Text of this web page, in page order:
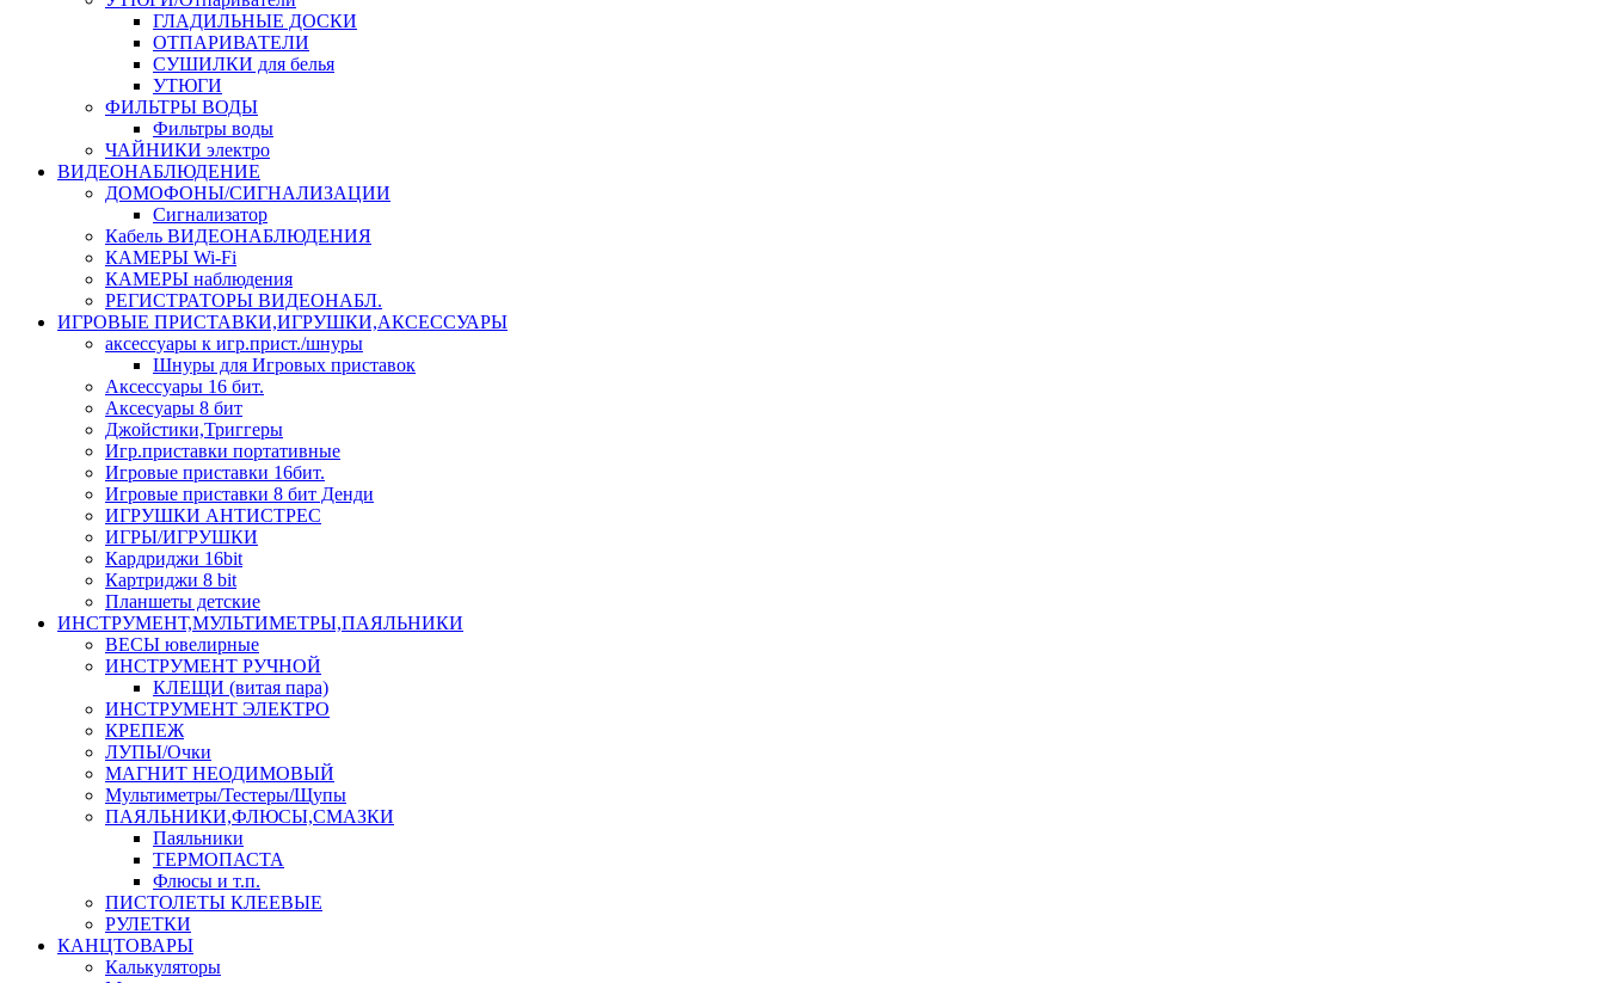
ГЛАДИЛЬНЫЕ ДОСКИ
ОТПАРИВАТЕЛИ
СУШИЛКИ для белья
УТЮГИ
ФИЛЬТРЫ ВОДЫ
Фильтры воды
ЧАЙНИКИ электро
ВИДЕОНАБЛЮДЕНИЕ
ДОМОФОНЫ/СИГНАЛИЗАЦИИ
Сигнализатор
Кабель ВИДЕОНАБЛЮДЕНИЯ
КАМЕРЫ Wi-Fi
КАМЕРЫ наблюдения
РЕГИСТРАТОРЫ ВИДЕОНАБЛ.
ИГРОВЫЕ ПРИСТАВКИ,ИГРУШКИ,АКСЕССУАРЫ
аксесcуары к игр.прист./шнуры
Шнуры для Игровых приставок
Аксессуары 16 бит.
Аксесуары 8 бит
Джойстики,Триггеры
Игр.приставки портативные
Игровые приставки 16бит.
Игровые приставки 8 бит Денди
ИГРУШКИ АНТИСТРЕС
ИГРЫ/ИГРУШКИ
Кардриджи 16bit
Картриджи 8 bit
Планшеты детские
ИНСТРУМЕНТ,МУЛЬТИМЕТРЫ,ПАЯЛЬНИКИ
ВЕСЫ ювелирные
ИНСТРУМЕНТ РУЧНОЙ
КЛЕЩИ (витая пара)
ИНСТРУМЕНТ ЭЛЕКТРО
КРЕПЕЖ
ЛУПЫ/Очки
МАГНИТ НЕОДИМОВЫЙ
Мультиметры/Тестеры/Щупы
ПАЯЛЬНИКИ,ФЛЮСЫ,СМАЗКИ
Паяльники
ТЕРМОПАСТА
Флюсы и т.п.
ПИСТОЛЕТЫ КЛЕЕВЫЕ
РУЛЕТКИ
КАНЦТОВАРЫ
Калькуляторы